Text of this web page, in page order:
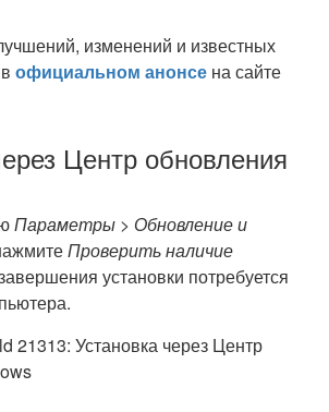
изменений и известных
официальном анонсе на сайте
Центр обновления
Параметры > Обновление и
Проверить наличие
установки потребуется